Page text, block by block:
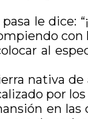
le dice:
al
nativa
por
en las